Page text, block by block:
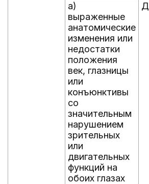
а)
выраженные
анатомические
изменения или
недостатки
положения
век, глазницы
или
конъюнктивы
со
значительным
нарушением
зрительных
или
двигательных
функций на
обоих глазах
Д